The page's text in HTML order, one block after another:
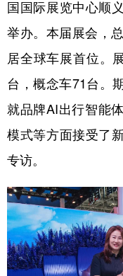
文化 书
法律 中
食品 人
学术中国 乡村
彩票 娱
公益 一带
文化产业
国国际展览中心顺
举办。本届展会，
居全球车展首位。
台，概念车71台。
就品牌AI出行智能
模式等方面接受了
专访。